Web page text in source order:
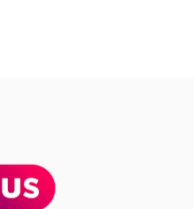
cm, Derék: 85 cm, Csípő: 98 cm